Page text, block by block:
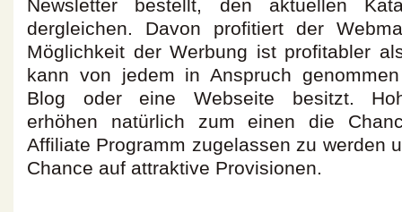
Newsletter bestellt, den aktuellen
dergleichen. Davon profitiert der
Möglichkeit der Werbung ist profitabler
kann von jedem in Anspruch
Blog oder eine Webseite besitzt.
erhöhen natürlich zum einen die
Affiliate Programm zugelassen zu werden
Chance auf attraktive Provisionen.